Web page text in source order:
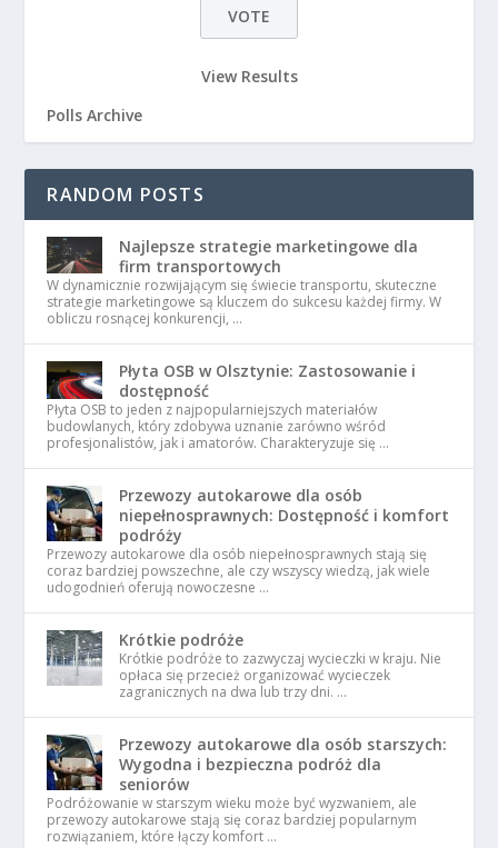
View Results
Polls Archive
RANDOM POSTS
Najlepsze strategie marketingowe dla
firm transportowych
W dynamicznie rozwijającym się świecie transportu, skuteczne
strategie marketingowe są kluczem do sukcesu każdej firmy. W
obliczu rosnącej konkurencji, …
Płyta OSB w Olsztynie: Zastosowanie i
dostępność
Płyta OSB to jeden z najpopularniejszych materiałów
budowlanych, który zdobywa uznanie zarówno wśród
profesjonalistów, jak i amatorów. Charakteryzuje się …
Przewozy autokarowe dla osób
niepełnosprawnych: Dostępność i komfort
podróży
Przewozy autokarowe dla osób niepełnosprawnych stają się
coraz bardziej powszechne, ale czy wszyscy wiedzą, jak wiele
udogodnień oferują nowoczesne …
Krótkie podróże
Krótkie podróże to zazwyczaj wycieczki w kraju. Nie
opłaca się przecież organizować wycieczek
zagranicznych na dwa lub trzy dni. …
Przewozy autokarowe dla osób starszych:
Wygodna i bezpieczna podróż dla
seniorów
Podróżowanie w starszym wieku może być wyzwaniem, ale
przewozy autokarowe stają się coraz bardziej popularnym
rozwiązaniem, które łączy komfort …